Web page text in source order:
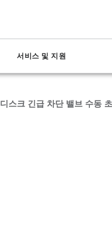
서비스 및 지원
크 긴급 차단 밸브 수동